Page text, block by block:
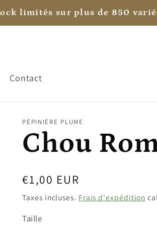
la carte cadeau pour lui laisser
Contact
PÉPINIÈRE PLUME
Chou
Prix
habituel
€1,00 EUR
Taxes incluses. Frais d'expédition
Taille